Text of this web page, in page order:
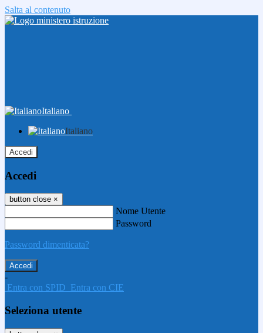
Salta al contenuto
Italiano
Italiano
Accedi
Accedi
button close ×
Nome Utente
Password
Password dimenticata?
-
Entra con SPID Entra con CIE
Seleziona utente